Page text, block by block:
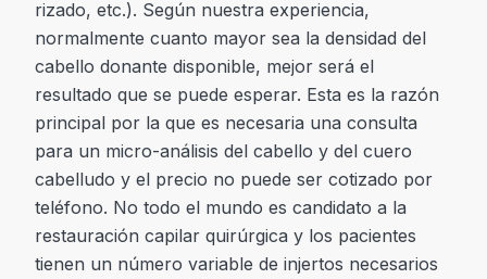
rizado, etc.). Según nuestra experiencia,
normalmente cuanto mayor sea la densidad del
cabello donante disponible, mejor será el
resultado que se puede esperar. Esta es la razón
principal por la que es necesaria una consulta
para un micro-análisis del cabello y del cuero
cabelludo y el precio no puede ser cotizado por
teléfono. No todo el mundo es candidato a la
restauración capilar quirúrgica y los pacientes
tienen un número variable de injertos necesarios